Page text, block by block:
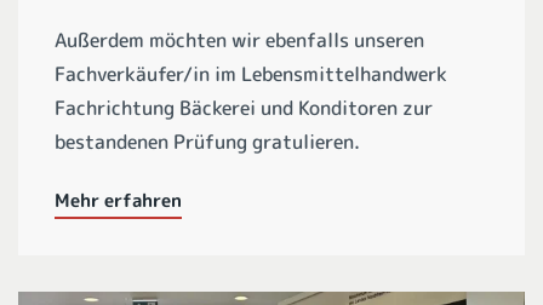
Außerdem möchten wir ebenfalls unseren
Fachverkäufer/in im Lebensmittelhandwerk
Fachrichtung Bäckerei und Konditoren zur
bestandenen Prüfung gratulieren.
Mehr erfahren